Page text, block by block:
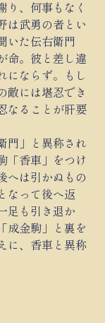
り、何事もなく
は武勇の者とい
いた伝右衛門
命。彼と差し違
にならず。もし
敵には堪忍でき
なることが肝要
門」と異称され
「香車」をつけ
へは引かぬもの
なって後へ返
足も引き退か
成金駒」と裏を
に、香車と異称